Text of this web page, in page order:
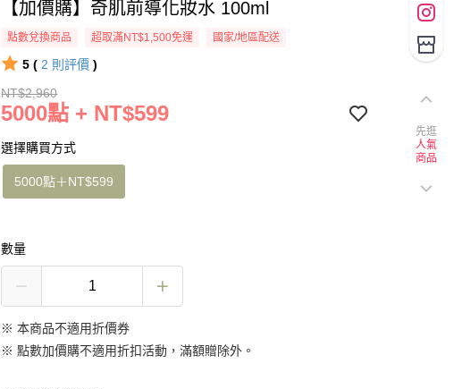
【加價購】奇肌前導化妝水 100ml
點數兌換商品 超取滿NT$1,500免運 國家/地區配送
5 ( 2 則評價 )
NT$2,960
5000點 + NT$599
選擇購買方式
5000點＋NT$599
數量
※ 本商品不適用折價券
※點數加價購不適用折扣活動，滿額贈除外。
先逛
人氣
商品